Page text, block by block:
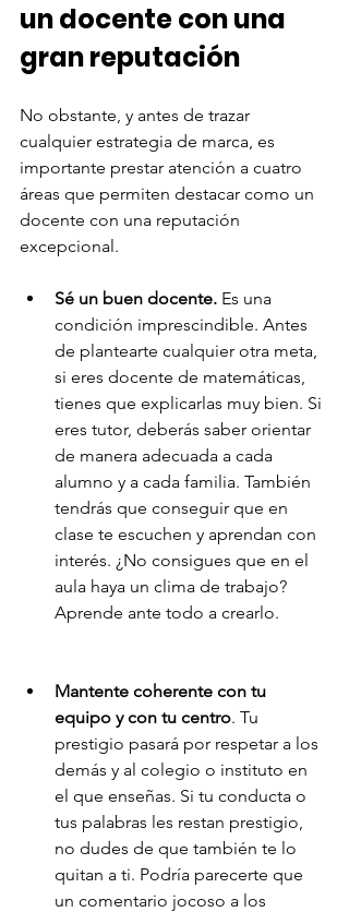
un docente con una
gran reputación
No obstante, y antes de trazar
cualquier estrategia de marca, es
importante prestar atención a cuatro
áreas que permiten destacar como un
docente con una reputación
excepcional.
Sé un buen docente. Es una
condición imprescindible. Antes
de plantearte cualquier otra meta,
si eres docente de matemáticas,
tienes que explicarlas muy bien. Si
eres tutor, deberás saber orientar
de manera adecuada a cada
alumno y a cada familia. También
tendrás que conseguir que en
clase te escuchen y aprendan con
interés. ¿No consigues que en el
aula haya un clima de trabajo?
Aprende ante todo a crearlo.
Mantente coherente con tu
equipo y con tu centro. Tu
prestigio pasará por respetar a los
demás y al colegio o instituto en
el que enseñas. Si tu conducta o
tus palabras les restan prestigio,
no dudes de que también te lo
quitan a ti. Podría parecerte que
un comentario jocoso a los